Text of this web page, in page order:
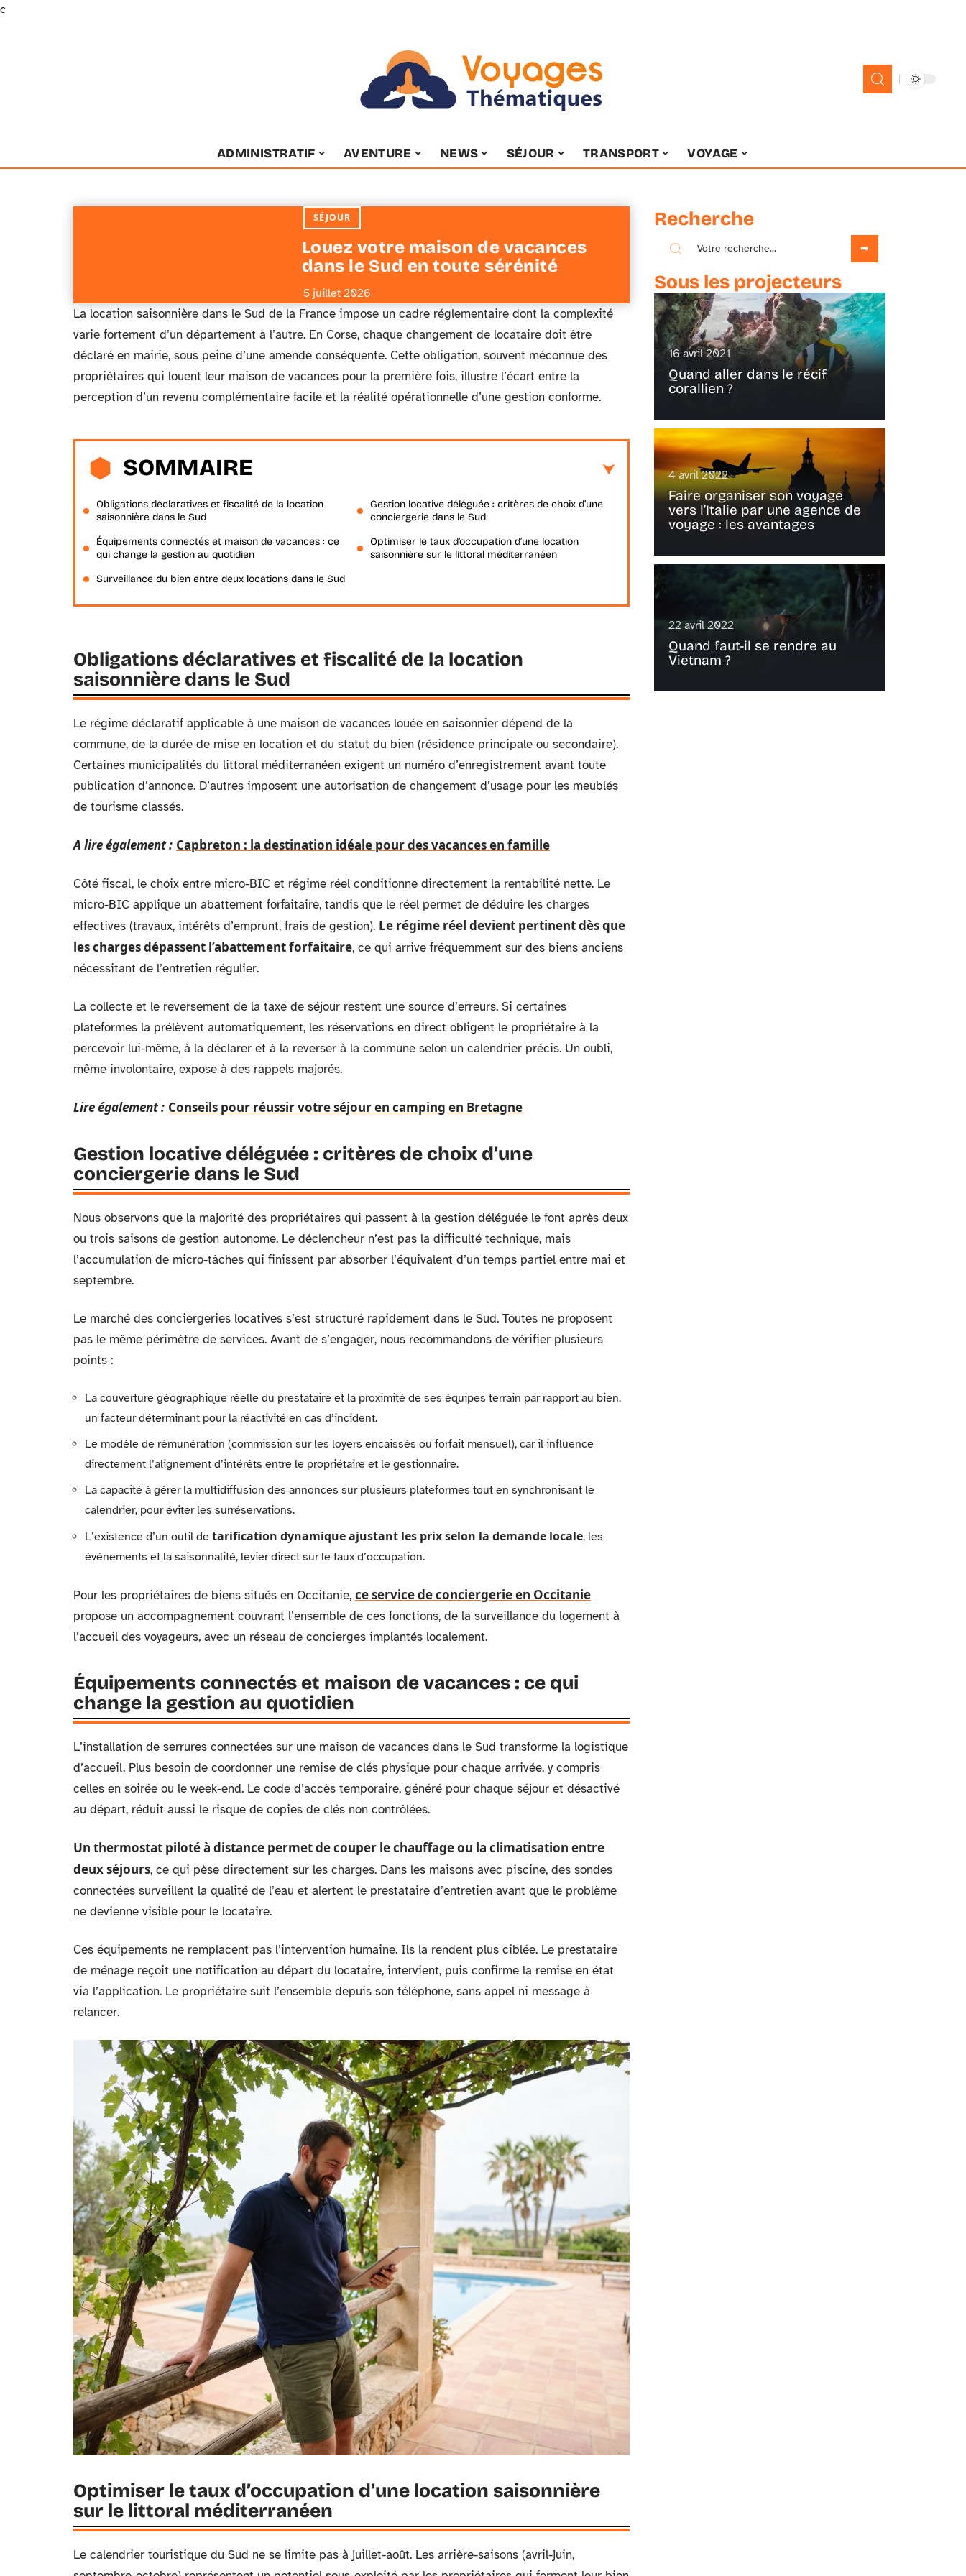
c
ADMINISTRATIF AVENTURE NEWS SÉJOUR TRANSPORT VOYAGE
SÉJOUR
Louez votre maison de vacances
dans le Sud en toute sérénité
5 juillet 2026
La location saisonnière dans le Sud de la France impose un cadre réglementaire dont la complexité
varie fortement d’un département à l’autre. En Corse, chaque changement de locataire doit être
déclaré en mairie, sous peine d’une amende conséquente. Cette obligation, souvent méconnue des
propriétaires qui louent leur maison de vacances pour la première fois, illustre l’écart entre la
perception d’un revenu complémentaire facile et la réalité opérationnelle d’une gestion conforme.
SOMMAIRE
Obligations déclaratives et fiscalité de la location
saisonnière dans le Sud
Gestion locative déléguée : critères de choix d’une
conciergerie dans le Sud
Équipements connectés et maison de vacances : ce
qui change la gestion au quotidien
Optimiser le taux d’occupation d’une location
saisonnière sur le littoral méditerranéen
Surveillance du bien entre deux locations dans le Sud
Obligations déclaratives et fiscalité de la location
saisonnière dans le Sud
Le régime déclaratif applicable à une maison de vacances louée en saisonnier dépend de la
commune, de la durée de mise en location et du statut du bien (résidence principale ou secondaire).
Certaines municipalités du littoral méditerranéen exigent un numéro d’enregistrement avant toute
publication d’annonce. D’autres imposent une autorisation de changement d’usage pour les meublés
de tourisme classés.
A lire également : Capbreton : la destination idéale pour des vacances en famille
Côté fiscal, le choix entre micro-BIC et régime réel conditionne directement la rentabilité nette. Le
micro-BIC applique un abattement forfaitaire, tandis que le réel permet de déduire les charges
effectives (travaux, intérêts d’emprunt, frais de gestion). Le régime réel devient pertinent dès que
les charges dépassent l’abattement forfaitaire, ce qui arrive fréquemment sur des biens anciens
nécessitant de l’entretien régulier.
La collecte et le reversement de la taxe de séjour restent une source d’erreurs. Si certaines
plateformes la prélèvent automatiquement, les réservations en direct obligent le propriétaire à la
percevoir lui-même, à la déclarer et à la reverser à la commune selon un calendrier précis. Un oubli,
même involontaire, expose à des rappels majorés.
Lire également : Conseils pour réussir votre séjour en camping en Bretagne
Gestion locative déléguée : critères de choix d’une
conciergerie dans le Sud
Nous observons que la majorité des propriétaires qui passent à la gestion déléguée le font après deux
ou trois saisons de gestion autonome. Le déclencheur n’est pas la difficulté technique, mais
l’accumulation de micro-tâches qui finissent par absorber l’équivalent d’un temps partiel entre mai et
septembre.
Le marché des conciergeries locatives s’est structuré rapidement dans le Sud. Toutes ne proposent
pas le même périmètre de services. Avant de s’engager, nous recommandons de vérifier plusieurs
points :
La couverture géographique réelle du prestataire et la proximité de ses équipes terrain par rapport au bien,
un facteur déterminant pour la réactivité en cas d’incident.
Le modèle de rémunération (commission sur les loyers encaissés ou forfait mensuel), car il influence
directement l’alignement d’intérêts entre le propriétaire et le gestionnaire.
La capacité à gérer la multidiffusion des annonces sur plusieurs plateformes tout en synchronisant le
calendrier, pour éviter les surréservations.
L’existence d’un outil de tarification dynamique ajustant les prix selon la demande locale, les
événements et la saisonnalité, levier direct sur le taux d’occupation.
Pour les propriétaires de biens situés en Occitanie, ce service de conciergerie en Occitanie
propose un accompagnement couvrant l’ensemble de ces fonctions, de la surveillance du logement à
l’accueil des voyageurs, avec un réseau de concierges implantés localement.
Équipements connectés et maison de vacances : ce qui
change la gestion au quotidien
L’installation de serrures connectées sur une maison de vacances dans le Sud transforme la logistique
d’accueil. Plus besoin de coordonner une remise de clés physique pour chaque arrivée, y compris
celles en soirée ou le week-end. Le code d’accès temporaire, généré pour chaque séjour et désactivé
au départ, réduit aussi le risque de copies de clés non contrôlées.
Un thermostat piloté à distance permet de couper le chauffage ou la climatisation entre
deux séjours, ce qui pèse directement sur les charges. Dans les maisons avec piscine, des sondes
connectées surveillent la qualité de l’eau et alertent le prestataire d’entretien avant que le problème
ne devienne visible pour le locataire.
Ces équipements ne remplacent pas l’intervention humaine. Ils la rendent plus ciblée. Le prestataire
de ménage reçoit une notification au départ du locataire, intervient, puis confirme la remise en état
via l’application. Le propriétaire suit l’ensemble depuis son téléphone, sans appel ni message à
relancer.
Optimiser le taux d’occupation d’une location saisonnière
sur le littoral méditerranéen
Le calendrier touristique du Sud ne se limite pas à juillet-août. Les arrière-saisons (avril-juin,
Recherche
Sous les projecteurs
16 avril 2021
Quand aller dans le récif
corallien ?
4 avril 2022
Faire organiser son voyage
vers l’Italie par une agence de
voyage : les avantages
22 avril 2022
Quand faut-il se rendre au
Vietnam ?